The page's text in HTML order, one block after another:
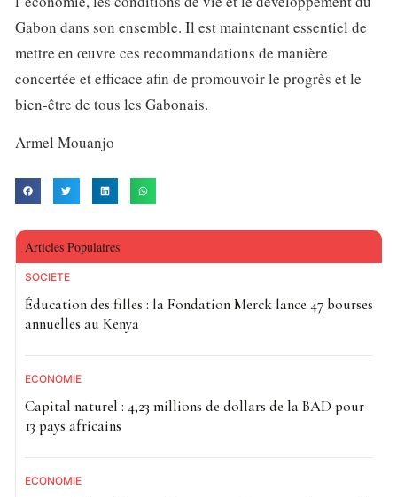
Gabon dans son ensemble. Il est maintenant essentiel de
mettre en œuvre ces recommandations de manière
concertée et efficace afin de promouvoir le progrès et le
bien-être de tous les Gabonais.
Armel Mouanjo
Articles Populaires
SOCIETE
Éducation des filles : la Fondation Merck lance 47 bourses
annuelles au Kenya
ECONOMIE
Capital naturel : 4,23 millions de dollars de la BAD pour
13 pays africains
ECONOMIE